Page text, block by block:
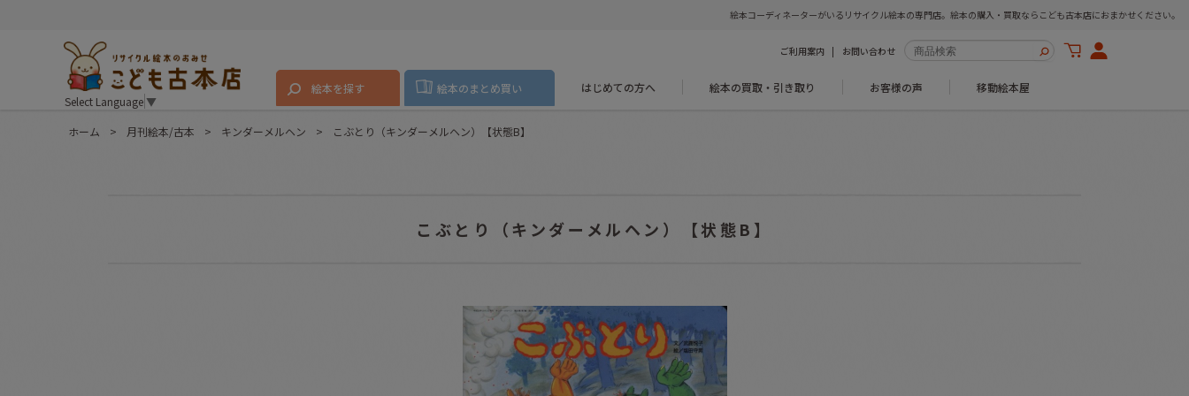
絵本コーディネーターがいるリサイクル絵本の専門店。絵本の購入・買取ならこども古本店におまかせください。
Select Language▼
ご利用案内 お問い合わせ
絵本を探す 絵本のまとめ買い はじめての方へ 絵本の買取・引き取り お客様の声 移動絵本屋
ホーム > 月刊絵本/古本 > キンダーメルヘン > こぶとり（キンダーメルヘン）【状態B】
こぶとり（キンダーメルヘン）【状態B】